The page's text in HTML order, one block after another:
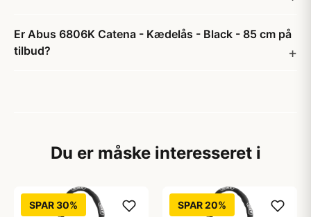
Er Abus 6806K Catena - Kædelås - Black - 85 cm på
tilbud?
Du er måske interesseret i
SPAR 30% SPAR 20%